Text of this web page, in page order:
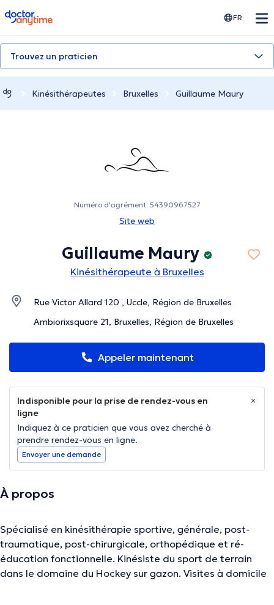
doctoranytime FR
Trouvez un praticien
Kinésithérapeutes Bruxelles Guillaume Maury
Numéro d'agrément: 54390967527
Site web
Guillaume Maury
Kinésithérapeute à Bruxelles
Rue Victor Allard 120 , Uccle, Région de Bruxelles
Ambiorixsquare 21, Bruxelles, Région de Bruxelles
Appeler maintenant
Indisponible pour la prise de rendez-vous en
ligne
Indiquez à ce praticien que vous avez cherché à
prendre rendez-vous en ligne.
Envoyer une demande
À propos
Spécialisé en kinésithérapie sportive, générale, post-
traumatique, post-chirurgicale, orthopédique et ré-
éducation fonctionnelle. Kinésiste du sport de terrain
dans le domaine du Hockey sur gazon. Visites à domicile